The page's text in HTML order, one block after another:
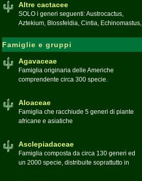
Altre cactacee
SOLO i generi seguenti: Austrocactus,
Aztekium, Blossfeldia, Cintia, Echinomastus,
Geohintonia, Obregonia, Oroya,
Ortegocactus, Pediocactus, Pelecyphora,
Pereskia, Sclerocactus, Strombocactus ,
Toumeya, Uebelmannia, Yavia. Sottotribù:
Hylocereinae (Aporocactus, Epiphyllum,
Famiglie e gruppi
Agavaceae
Famiglia originaria delle Americhe
comprendente circa 300 specie.
generi:Agave, Beschorneria, Furcraea,
Hesperaloë, Littaea, Manfreda, Polianthes,
Aloaceae
Famiglia che racchiude 5 generi di piante
africane e asiatiche
Asclepiadaceae
Famiglia composta da circa 130 generi ed
un 2000 specie, distribuite soprattutto in